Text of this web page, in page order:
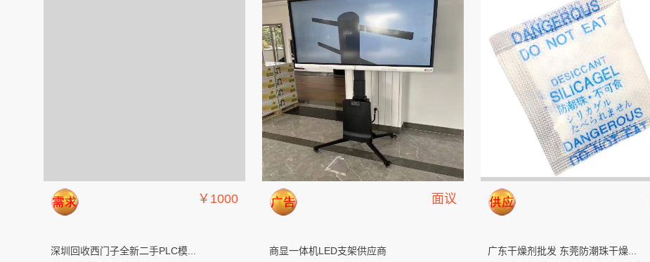
￥1000
深圳回收西门子全新二手PLC模...
面议
商显一体机LED支架供应商 广东干燥剂批发 东莞防潮珠干燥...